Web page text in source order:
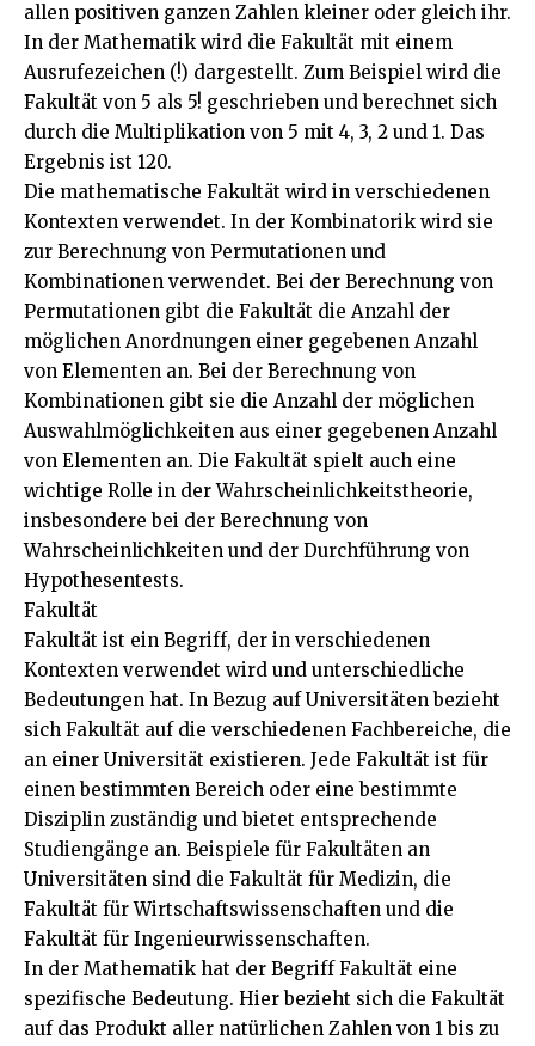
allen positiven ganzen Zahlen kleiner oder gleich ihr.
In der Mathematik wird die Fakultät mit einem
Ausrufezeichen (!) dargestellt. Zum Beispiel wird die
Fakultät von 5 als 5! geschrieben und berechnet sich
durch die Multiplikation von 5 mit 4, 3, 2 und 1. Das
Ergebnis ist 120.
Die mathematische Fakultät wird in verschiedenen
Kontexten verwendet. In der Kombinatorik wird sie
zur Berechnung von Permutationen und
Kombinationen verwendet. Bei der Berechnung von
Permutationen gibt die Fakultät die Anzahl der
möglichen Anordnungen einer gegebenen Anzahl
von Elementen an. Bei der Berechnung von
Kombinationen gibt sie die Anzahl der möglichen
Auswahlmöglichkeiten aus einer gegebenen Anzahl
von Elementen an. Die Fakultät spielt auch eine
wichtige Rolle in der Wahrscheinlichkeitstheorie,
insbesondere bei der Berechnung von
Wahrscheinlichkeiten und der Durchführung von
Hypothesentests.
Fakultät
Fakultät ist ein Begriff, der in verschiedenen
Kontexten verwendet wird und unterschiedliche
Bedeutungen hat. In Bezug auf Universitäten bezieht
sich Fakultät auf die verschiedenen Fachbereiche, die
an einer Universität existieren. Jede Fakultät ist für
einen bestimmten Bereich oder eine bestimmte
Disziplin zuständig und bietet entsprechende
Studiengänge an. Beispiele für Fakultäten an
Universitäten sind die Fakultät für Medizin, die
Fakultät für Wirtschaftswissenschaften und die
Fakultät für Ingenieurwissenschaften.
In der Mathematik hat der Begriff Fakultät eine
spezifische Bedeutung. Hier bezieht sich die Fakultät
auf das Produkt aller natürlichen Zahlen von 1 bis zu